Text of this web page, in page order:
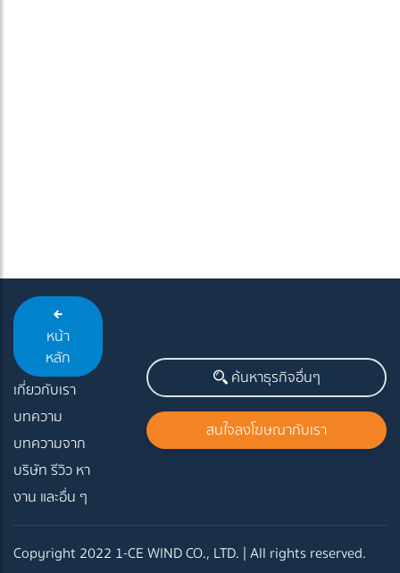
หน้า
หลัก
เกี่ยวกับเรา
บทความ
บทความจาก
บริษัท รีวิว หา
งาน และอื่น ๆ
ค้นหาธุรกิจอื่นๆ
สนใจลงโฆษณากับเรา
Copyright 2022 1-CE WIND CO., LTD. | All rights reserved.